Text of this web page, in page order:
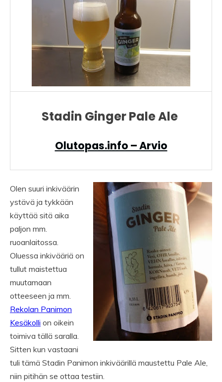
Stadin Ginger Pale Ale
Olutopas.info – Arvio
Olen suuri inkiväärin
ystävä ja tykkään
käyttää sitä aika
paljon mm.
ruoanlaitossa.
Oluessa inkivääriä on
tullut maistettua
muutamaan
otteeseen ja mm.
Rekolan Panimon
Kesäkolli on oikein
toimiva tällä saralla.
Sitten kun vastaani
tuli tämä Stadin Panimon inkiväärillä maustettu Pale Ale,
niin pitihän se ottaa testiin.